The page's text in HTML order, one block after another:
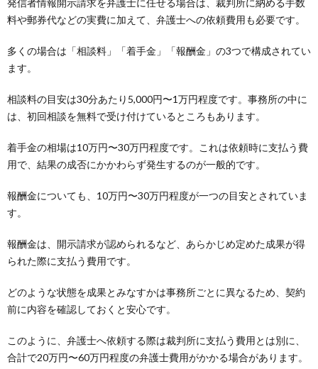
料や郵券代などの実費に加えて、弁護士への依頼費用も必要です。
多くの場合は「相談料」「着手金」「報酬金」の3つで構成されてい
ます。
相談料の目安は30分あたり5,000円〜1万円程度です。事務所の中に
は、初回相談を無料で受け付けているところもあります。
着手金の相場は10万円〜30万円程度です。これは依頼時に支払う費
用で、結果の成否にかかわらず発生するのが一般的です。
報酬金についても、10万円〜30万円程度が一つの目安とされていま
す。
報酬金は、開示請求が認められるなど、あらかじめ定めた成果が得
られた際に支払う費用です。
どのような状態を成果とみなすかは事務所ごとに異なるため、契約
前に内容を確認しておくと安心です。
このように、弁護士へ依頼する際は裁判所に支払う費用とは別に、
合計で20万円〜60万円程度の弁護士費用がかかる場合があります。